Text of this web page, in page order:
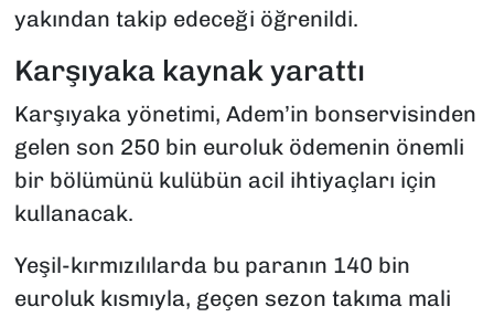
yakından takip edeceği öğrenildi.
Karşıyaka kaynak yarattı
Karşıyaka yönetimi, Adem’in bonservisinden
gelen son 250 bin euroluk ödemenin önemli
bir bölümünü kulübün acil ihtiyaçları için
kullanacak.
Yeşil-kırmızılılarda bu paranın 140 bin
euroluk kısmıyla, geçen sezon takıma mali